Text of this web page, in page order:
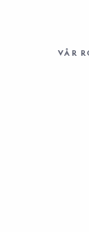
VÅR